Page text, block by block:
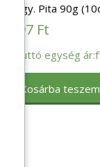
Fagy. Pita 90g
197 Ft
Bruttó egység
Kosárba teszem